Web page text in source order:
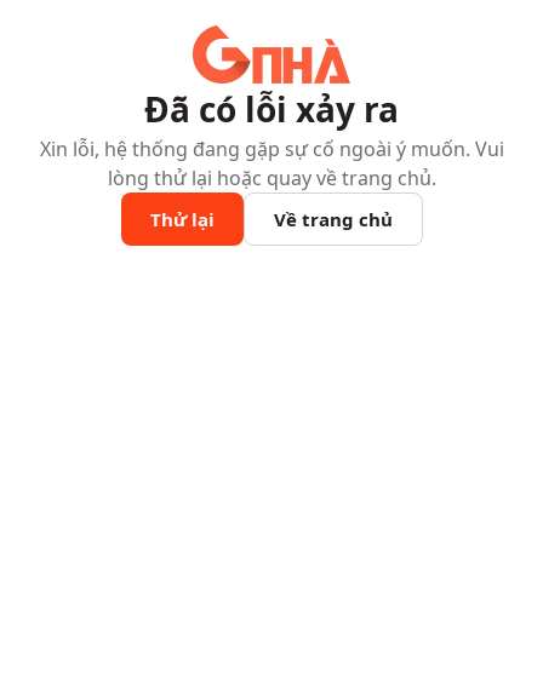
Đã có lỗi xảy ra
Xin lỗi, hệ thống đang gặp sự cố ngoài ý muốn. Vui
lòng thử lại hoặc quay về trang chủ.
Thử lại Về trang chủ